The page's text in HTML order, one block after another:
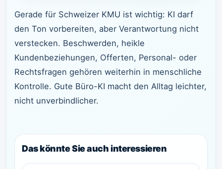
Gerade für Schweizer KMU ist wichtig: KI darf
den Ton vorbereiten, aber Verantwortung nicht
verstecken. Beschwerden, heikle
Kundenbeziehungen, Offerten, Personal- oder
Rechtsfragen gehören weiterhin in menschliche
Kontrolle. Gute Büro-KI macht den Alltag leichter,
nicht unverbindlicher.
Das könnte Sie auch interessieren